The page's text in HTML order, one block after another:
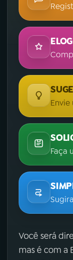
Faça
Você será
mas é com a